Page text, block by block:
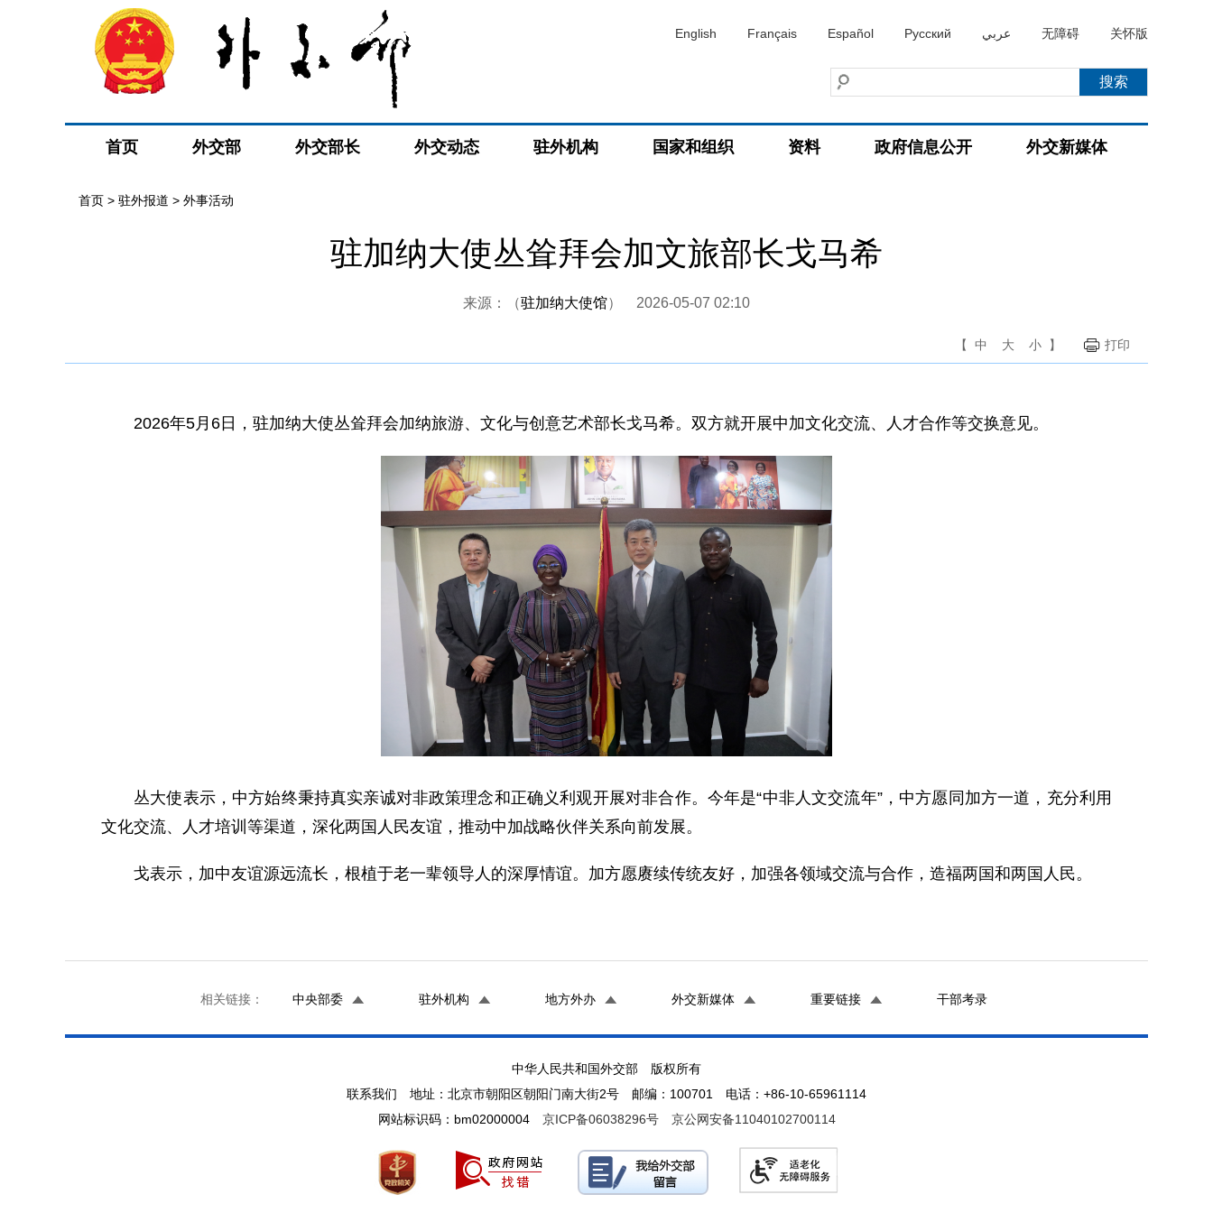
English Français Español Русский عربي 无障碍 关怀版
首页 外交部 外交部长 外交动态 驻外机构 国家和组织 资料 政府信息公开 外交新媒体
首页 > 驻外报道 > 外事活动
驻加纳大使丛耸拜会加文旅部长戈马希
来源：（驻加纳大使馆） 2026-05-07 02:10
【 中 大 小 】 打印
2026年5月6日，驻加纳大使丛耸拜会加纳旅游、文化与创意艺术部长戈马希。双方就开展中加文化交流、人才合作等交换意见。
丛大使表示，中方始终秉持真实亲诚对非政策理念和正确义利观开展对非合作。今年是“中非人文交流年”，中方愿同加方一道，充分利用
文化交流、人才培训等渠道，深化两国人民友谊，推动中加战略伙伴关系向前发展。
戈表示，加中友谊源远流长，根植于老一辈领导人的深厚情谊。加方愿赓续传统友好，加强各领域交流与合作，造福两国和两国人民。
相关链接： 中央部委 驻外机构 地方外办 外交新媒体 重要链接 干部考录
中华人民共和国外交部 版权所有
联系我们 地址：北京市朝阳区朝阳门南大街2号 邮编：100701 电话：+86-10-65961114
网站标识码：bm02000004 京ICP备06038296号 京公网安备11040102700114